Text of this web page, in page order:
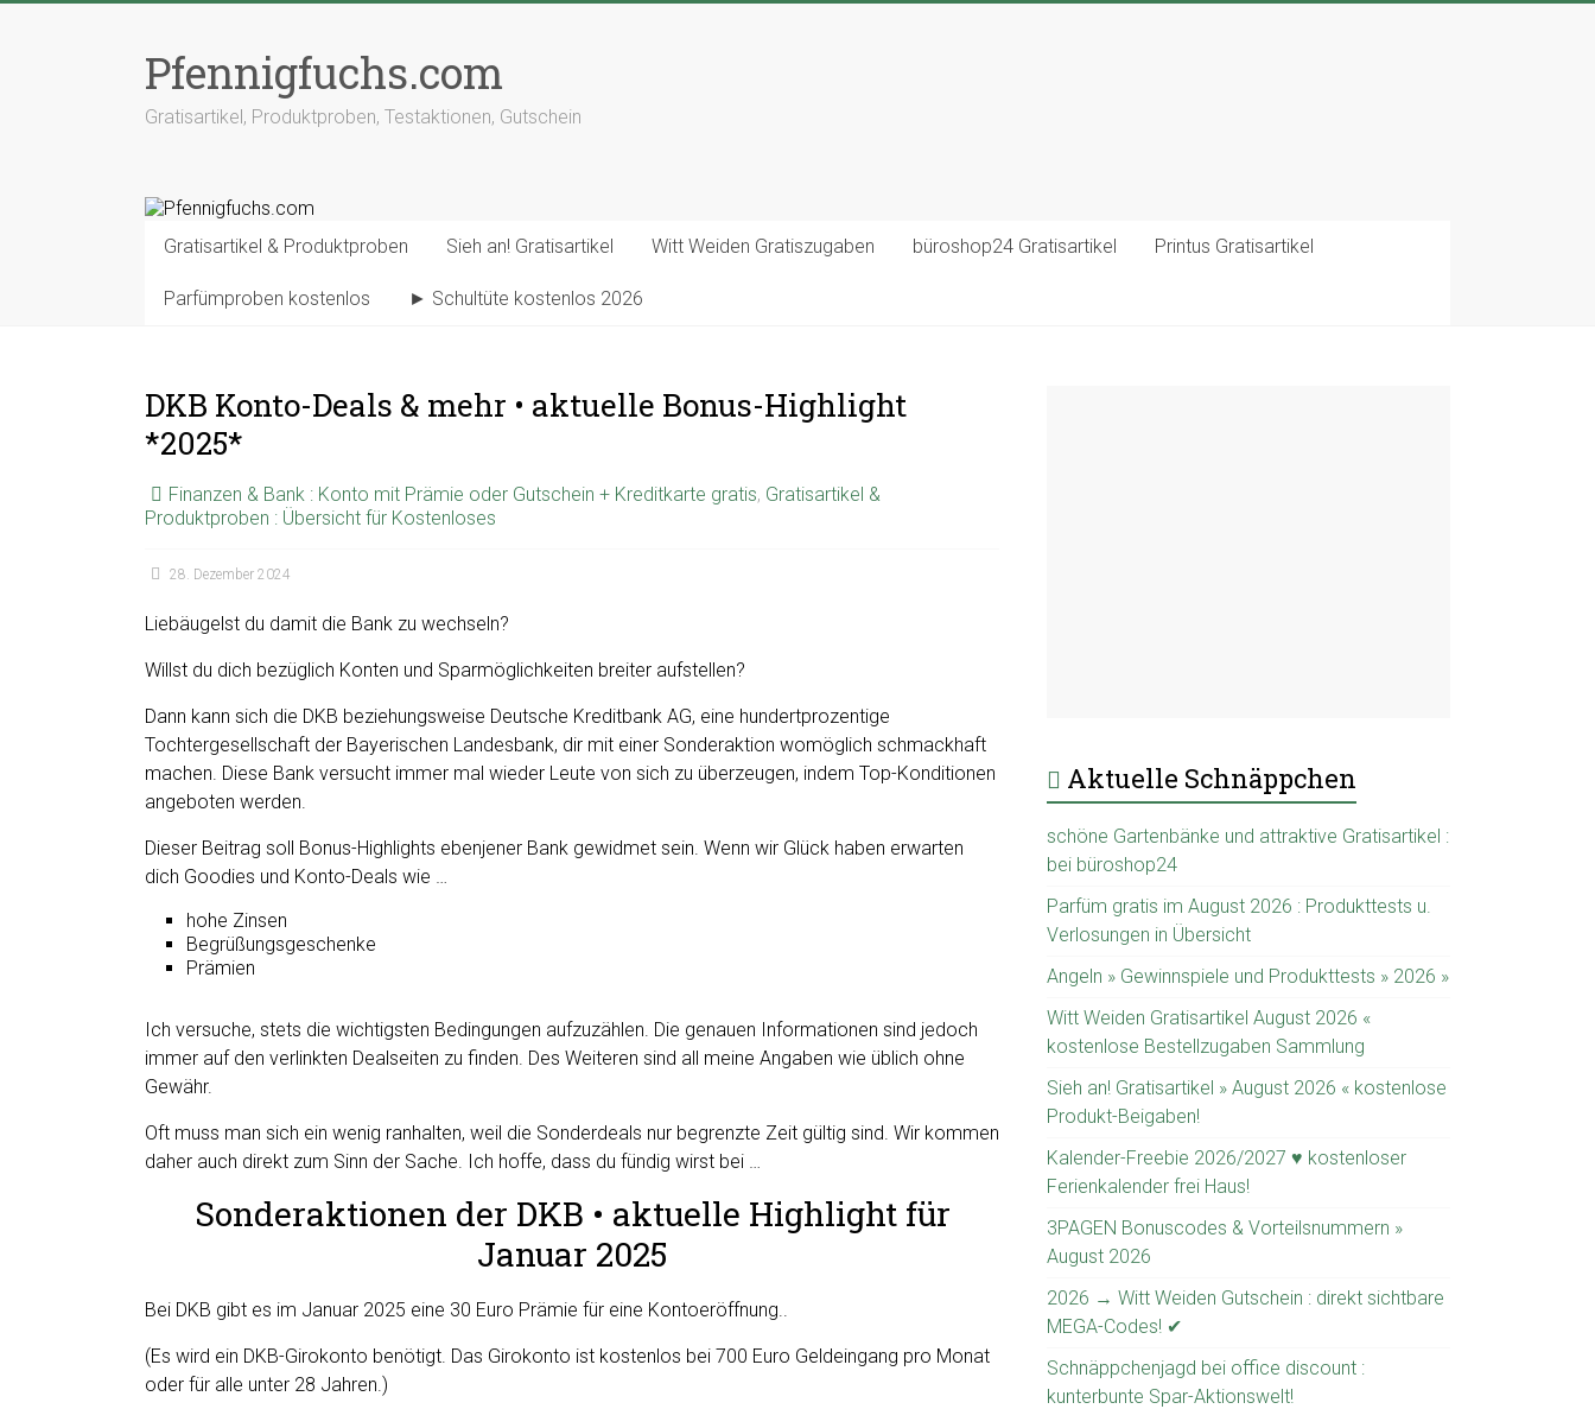
Pfennigfuchs.com
Gratisartikel, Produktproben, Testaktionen, Gutschein
Gratisartikel & Produktproben Sieh an! Gratisartikel Witt Weiden Gratiszugaben büroshop24 Gratisartikel Printus Gratisartikel
Parfümproben kostenlos ► Schultüte kostenlos 2026
DKB Konto-Deals & mehr • aktuelle Bonus-Highlight
*2025*
Finanzen & Bank : Konto mit Prämie oder Gutschein + Kreditkarte gratis, Gratisartikel &
Produktproben : Übersicht für Kostenloses
28. Dezember 2024
Liebäugelst du damit die Bank zu wechseln?
Willst du dich bezüglich Konten und Sparmöglichkeiten breiter aufstellen?
Dann kann sich die DKB beziehungsweise Deutsche Kreditbank AG, eine hundertprozentige
Tochtergesellschaft der Bayerischen Landesbank, dir mit einer Sonderaktion womöglich schmackhaft
machen. Diese Bank versucht immer mal wieder Leute von sich zu überzeugen, indem Top-Konditionen
angeboten werden.
Dieser Beitrag soll Bonus-Highlights ebenjener Bank gewidmet sein. Wenn wir Glück haben erwarten
dich Goodies und Konto-Deals wie …
hohe Zinsen
Begrüßungsgeschenke
Prämien
Ich versuche, stets die wichtigsten Bedingungen aufzuzählen. Die genauen Informationen sind jedoch
immer auf den verlinkten Dealseiten zu finden. Des Weiteren sind all meine Angaben wie üblich ohne
Gewähr.
Oft muss man sich ein wenig ranhalten, weil die Sonderdeals nur begrenzte Zeit gültig sind. Wir kommen
daher auch direkt zum Sinn der Sache. Ich hoffe, dass du fündig wirst bei …
Sonderaktionen der DKB • aktuelle Highlight für
Januar 2025
Bei DKB gibt es im Januar 2025 eine 30 Euro Prämie für eine Kontoeröffnung..
(Es wird ein DKB-Girokonto benötigt. Das Girokonto ist kostenlos bei 700 Euro Geldeingang pro Monat
oder für alle unter 28 Jahren.)
Aktuelle Schnäppchen
schöne Gartenbänke und attraktive Gratisartikel :
bei büroshop24
Parfüm gratis im August 2026 : Produkttests u.
Verlosungen in Übersicht
Angeln » Gewinnspiele und Produkttests » 2026 »
Witt Weiden Gratisartikel August 2026 «
kostenlose Bestellzugaben Sammlung
Sieh an! Gratisartikel » August 2026 « kostenlose
Produkt-Beigaben!
Kalender-Freebie 2026/2027 ♥ kostenloser
Ferienkalender frei Haus!
3PAGEN Bonuscodes & Vorteilsnummern »
August 2026
2026 → Witt Weiden Gutschein : direkt sichtbare
MEGA-Codes! ✔
Schnäppchenjagd bei office discount :
kunterbunte Spar-Aktionswelt!